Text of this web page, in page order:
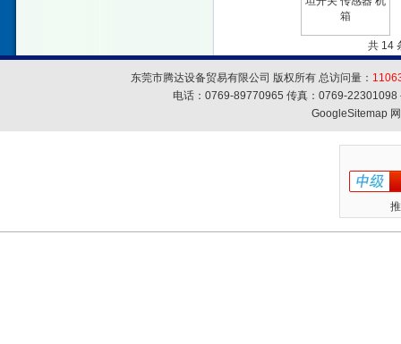
共 14
东莞市腾达设备贸易有限公司 版权所有 总访问量：
电话：0769-89770965 传真：0769-
GoogleSitemap网